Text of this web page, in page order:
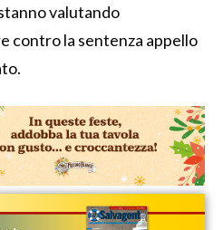
valutando
contro la sentenza appello